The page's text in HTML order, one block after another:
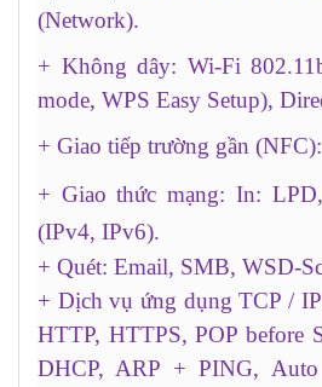
(Network).
+ Không dây: Wi-Fi
mode, WPS Easy Setup),
+ Giao tiếp trường gần
+ Giao thức mạng: In:
(IPv4, IPv6).
+ Quét: Email, SMB, WSD-
+ Dịch vụ ứng dụng TCP /
HTTP, HTTPS, POP before
DHCP, ARP + PING,